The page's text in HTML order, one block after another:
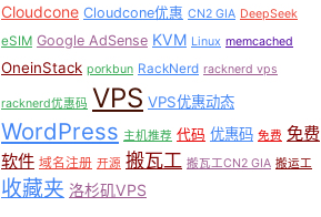
Cloudcone Cloudcone优惠 CN2 GIA DeepSeek
eSIM Google AdSense KVM Linux memcached
OneinStack porkbun RackNerd racknerd vps
racknerd优惠码 VPS VPS优惠动态
WordPress 主机推荐 代码 优惠码 免费 免费
软件 域名注册 开源 搬瓦工 搬瓦工CN2 GIA 搬运工
收藏夹 洛杉矶VPS